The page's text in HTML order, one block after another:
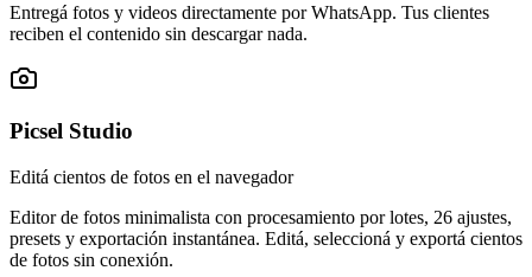
Entregá fotos y videos directamente por WhatsApp. Tus clientes
reciben el contenido sin descargar nada.
Picsel Studio
Editá cientos de fotos en el navegador
Editor de fotos minimalista con procesamiento por lotes, 26 ajustes,
presets y exportación instantánea. Editá, seleccioná y exportá cientos
de fotos sin conexión.